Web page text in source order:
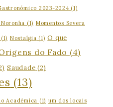
2023-2024 (1)
(1) Momentos Severa
(1) Nostalgia (1) O que
do Fado (4)
Saudade (2)
(13)
Académica (1) um dos locais